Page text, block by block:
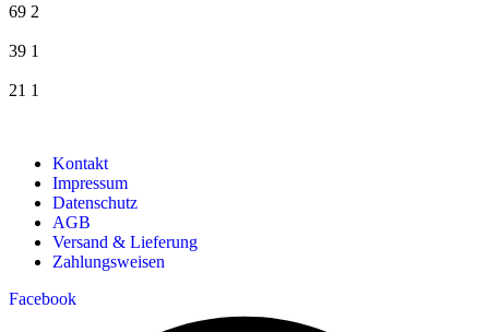
69 2
39 1
21 1
Kontakt
Impressum
Datenschutz
AGB
Versand & Lieferung
Zahlungsweisen
Facebook